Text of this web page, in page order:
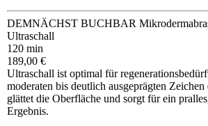
DEMNÄCHST BUCHBAR
Ultraschall
120 min
189,00 €
Ultraschall ist optimal für
moderaten bis deutlich ausgeprägten
glättet die Oberfläche und sorgt für ein
Ergebnis.